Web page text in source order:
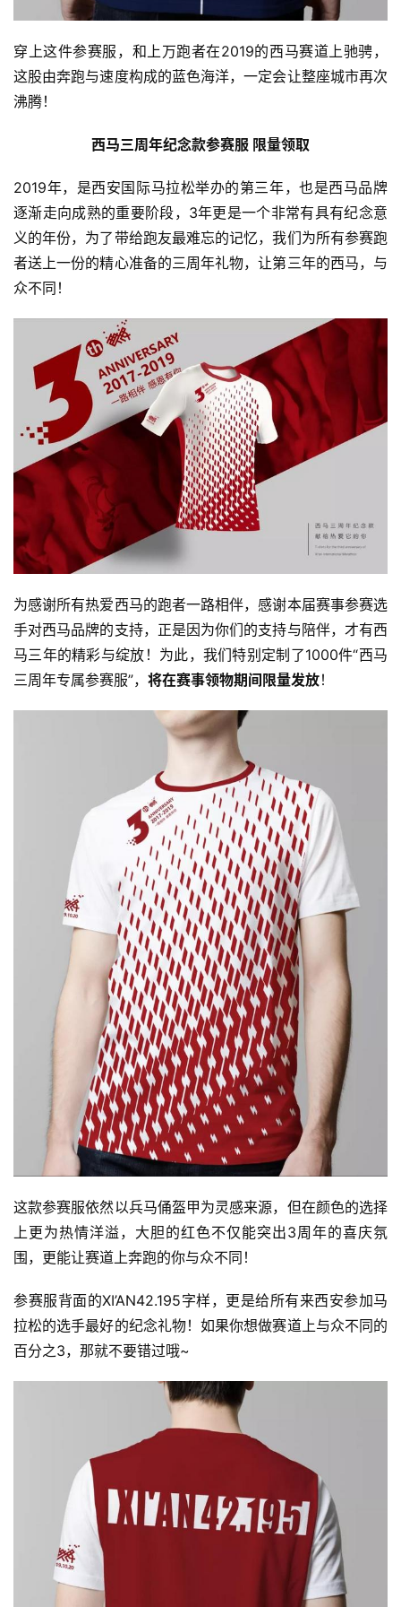
观
察
训
练
视
频
动
穿上这件参赛服，和上万跑者在2019的西马赛道上驰骋，
这股由奔跑与速度构成的蓝色海洋，一定会让整座城市再次
沸腾！
西马三周年纪念款参赛服 限量领取
2019年，是西安国际马拉松举办的第三年，也是西马品牌
逐渐走向成熟的重要阶段，3年更是一个非常有具有纪念意
义的年份，为了带给跑友最难忘的记忆，我们为所有参赛跑
者送上一份的精心准备的三周年礼物，让第三年的西马，与
众不同！
为感谢所有热爱西马的跑者一路相伴，感谢本届赛事参赛选
手对西马品牌的支持，正是因为你们的支持与陪伴，才有西
马三年的精彩与绽放！为此，我们特别定制了1000件“西马
三周年专属参赛服”， 将在赛事领物期间限量发放！
这款参赛服依然以兵马俑盔甲为灵感来源，但在颜色的选择
上更为热情洋溢，大胆的红色不仅能突出3周年的喜庆氛
围，更能让赛道上奔跑的你与众不同！
参赛服背面的XI’AN42.195字样，更是给所有来西安参加马
拉松的选手最好的纪念礼物！如果你想做赛道上与众不同的
百分之3，那就不要错过哦~